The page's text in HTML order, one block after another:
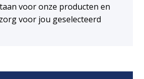
voor onze producten en
voor jou geselecteerd